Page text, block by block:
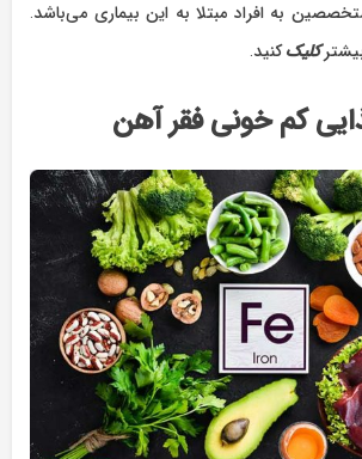
به افراد مبتلا به این بیماری می‌باشد.
کلیک کنید.
کم خونی فقر آهن